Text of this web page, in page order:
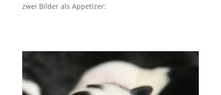
zwei Bilder als Appetizer: